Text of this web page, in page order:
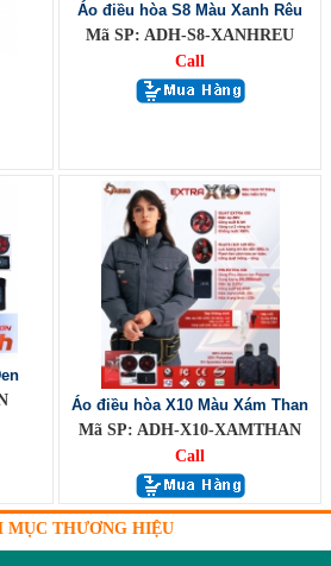
Áo điều hòa S8 Màu Xanh Rêu
Mã SP: ADH-S8-XANHREU
Call
Áo điều hòa X10 Màu Xám Than
Mã SP: ADH-X10-XAMTHAN
Call
MỤC THƯƠNG HIỆU